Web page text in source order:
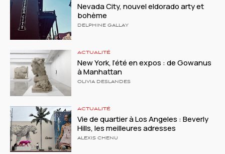
Nevada City, nouvel eldorado arty et
bohème
DELPHINE GALLAY
ACTUALITÉ
New York, l’été en expos : de Gowanus
à Manhattan
OLIVIA DESLANDES
ACTUALITÉ
Vie de quartier à Los Angeles : Beverly
Hills, les meilleures adresses
ALEXIS CHENU